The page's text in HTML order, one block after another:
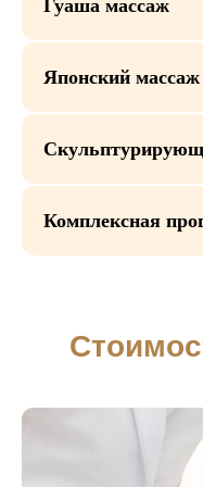
Гуаша массаж
Японский
Комплексная